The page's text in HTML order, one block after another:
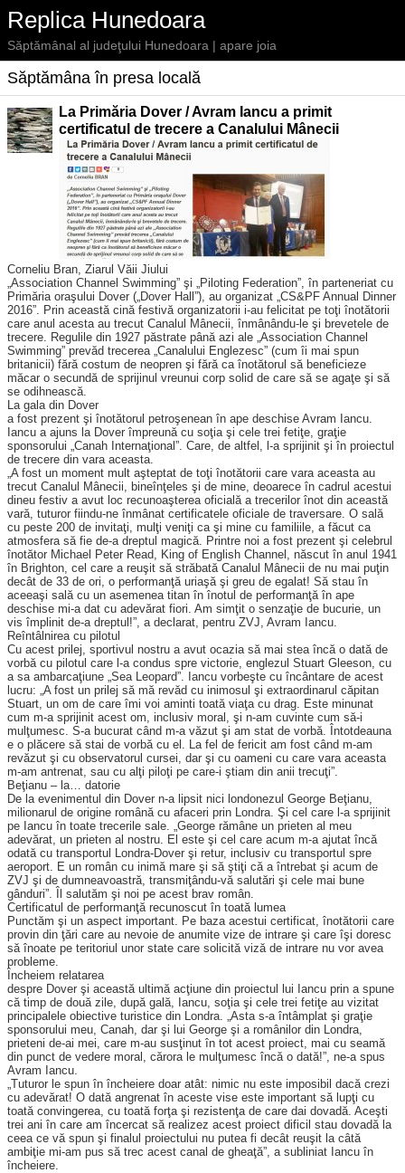
Replica Hunedoara
Săptămânal al judeţului Hunedoara | apare joia
Săptămâna în presa locală
La Primăria Dover / Avram Iancu a primit
certificatul de trecere a Canalului Mânecii
Corneliu Bran, Ziarul Văii Jiului
„Association Channel Swimming” şi „Piloting Federation”, în parteneriat cu
Primăria oraşului Dover („Dover Hall”), au organizat „CS&PF Annual Dinner
2016”. Prin această cină festivă organizatorii i-au felicitat pe toţi înotătorii
care anul acesta au trecut Canalul Mânecii, înmânându-le şi brevetele de
trecere. Regulile din 1927 păstrate până azi ale „Association Channel
Swimming” prevăd trecerea „Canalului Englezesc” (cum îi mai spun
britanicii) fără costum de neopren şi fără ca înotătorul să be­neficieze
măcar o secundă de sprijinul vreunui corp solid de care să se agaţe şi să
se odihnească.
La gala din Dover
a fost prezent şi înotătorul petroşenean în ape deschise Avram Iancu.
Iancu a ajuns la Dover împreună cu soţia şi cele trei fetiţe, graţie
sponsorului „Canah Internaţional”. Care, de altfel, l-a sprijinit şi în proiectul
de trecere din vara aceasta.
„A fost un moment mult aşteptat de toţi înotătorii care vara aceasta au
trecut Canalul Mânecii, bineînţeles şi de mine, deoarece în cadrul acestui
dineu festiv a avut loc recunoaşterea oficială a trecerilor înot din această
vară, tuturor fiindu-ne înmânat certificatele oficiale de traversare. O sală
cu peste 200 de invitaţi, mulţi veniţi ca şi mine cu familiile, a făcut ca
atmosfera să fie de-a dreptul magică. Printre noi a fost prezent şi celebrul
înotător Michael Peter Read, King of English Channel, născut în anul 1941
în Brighton, cel care a reuşit să străbată Canalul Mânecii de nu mai puţin
decât de 33 de ori, o performanţă uriaşă şi greu de egalat! Să stau în
aceeaşi sală cu un asemenea titan în înotul de performanţă în ape
deschise mi-a dat cu adevărat fiori. Am simţit o senzaţie de bucurie, un
vis împlinit de-a dreptul!”, a declarat, pentru ZVJ, Avram Iancu.
Reîntâlnirea cu pilotul
Cu acest prilej, sportivul nostru a avut ocazia să mai stea încă o dată de
vorbă cu pilotul care l-a condus spre victorie, englezul Stuart Gleeson, cu
a sa ambarcaţiune „Sea Leopard”. Iancu vorbeşte cu încântare de acest
lucru: „A fost un prilej să mă revăd cu inimosul şi extraordinarul căpitan
Stuart, un om de care îmi voi aminti toată viaţa cu drag. Este minunat
cum m-a sprijinit acest om, inclusiv moral, şi n-am cuvinte cum să-i
mulţumesc. S-a bucurat când m-a văzut şi am stat de vorbă. Întotdeauna
e o plăcere să stai de vorbă cu el. La fel de fericit am fost când m-am
revăzut şi cu observatorul cursei, dar şi cu oameni cu care vara aceasta
m-am antrenat, sau cu alţi piloţi pe care-i ştiam din anii trecuţi”.
Beţianu – la… datorie
De la evenimentul din Dover n-a lipsit nici londonezul George Beţianu,
milionarul de origine română cu afaceri prin Londra. Şi cel care l-a sprijinit
pe Iancu în toate trece­rile sale. „George rămâne un prieten al meu
adevărat, un prieten al nostru. El este şi cel care acum m-a ajutat încă
odată cu transportul Londra-Dover şi retur, inclusiv cu transportul spre
aeroport. E un român cu inimă mare şi să ştiţi că a întrebat şi acum de
ZVJ şi de dumneavoastră, transmiţându-vă salutări şi cele mai bune
gânduri”. Îl salutăm şi noi pe acest brav român.
Certificatul de performanţă recunoscut în toată lumea
Punctăm şi un aspect important. Pe baza acestui certificat, înotătorii care
provin din ţări care au nevoie de anumite vize de intrare şi care îşi doresc
să înoate pe teritoriul unor state care solicită viză de intrare nu vor avea
pro­bleme.
Încheiem relatarea
despre Dover şi această ultimă acţiune din proiectul lui Iancu prin a spune
că timp de două zile, după gală, Iancu, soţia şi cele trei fetiţe au vizitat
principalele obiective turistice din Londra. „Asta s-a întâmplat şi graţie
sponsorului meu, Canah, dar şi lui George şi a românilor din Londra,
prieteni de-ai mei, care m-au susţinut în tot acest proiect, mai cu seamă
din punct de vedere moral, cărora le mulţumesc încă o dată!”, ne-a spus
Avram Iancu.
„Tuturor le spun în încheiere doar atât: nimic nu este imposibil dacă crezi
cu adevărat! O dată angrenat în aceste vise este important să lupţi cu
toată convingerea, cu toată forţa şi rezistenţa de care dai dovadă. Aceşti
trei ani în care am încercat să realizez acest proiect dificil stau dovadă la
ceea ce vă spun şi finalul proiectului nu putea fi decât reuşit la câtă
ambiţie mi-am pus să trec acest canal de gheaţă”, a subliniat Iancu în
încheiere.